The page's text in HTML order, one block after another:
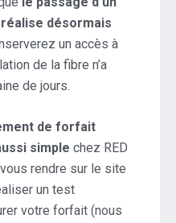
désormais
un accès à
de la fibre n’a
de jours.
de forfait
simple chez RED
rendre sur le site
un test
votre forfait (nous